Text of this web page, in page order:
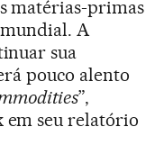
matérias-primas
A
sua
pouco alento
”,
em seu relatório